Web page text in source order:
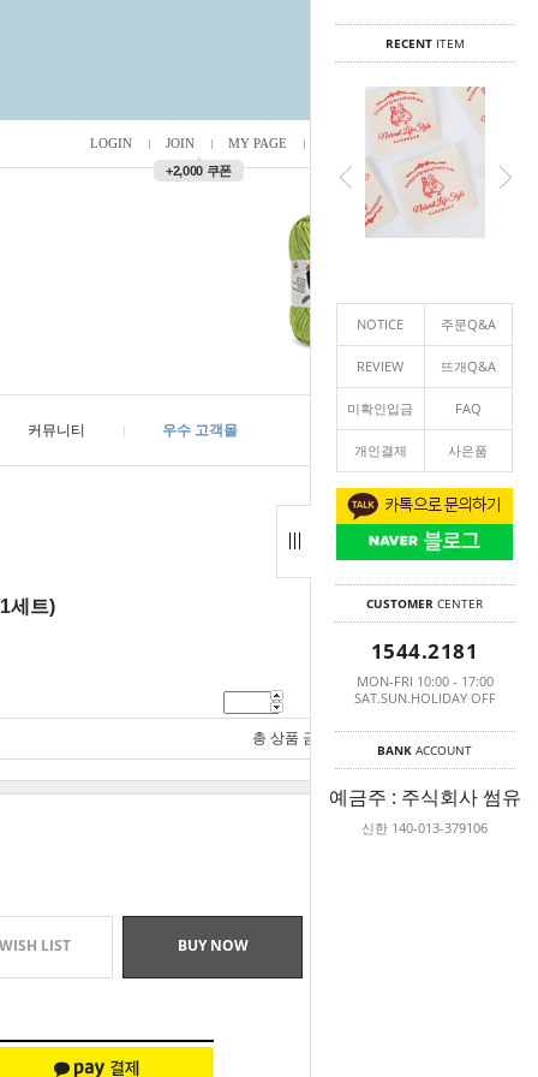
RECENTITEM
NOTICE 주문Q&A
REVIEW 뜨개Q&A
미확인입금 FAQ
개인결제 사은품
CUSTOMER CENTER
1544.2181
MON-FRI 10:00 - 17:00
SAT.SUN.HOLIDAY OFF
BANK ACCOUNT
예금주 : 주식회사 썸유
신한 140-013-379106
LOGIN JOIN
▲
+2,000 쿠폰
MY PAGE 0
커뮤니티 우수 고객몰
세트)
원
총 상품 금액
WISH LIST BUY NOW